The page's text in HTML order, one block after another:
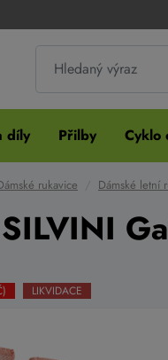
díly Přilby Cyklo
rukavice Dámské letní
LIKVIDACE